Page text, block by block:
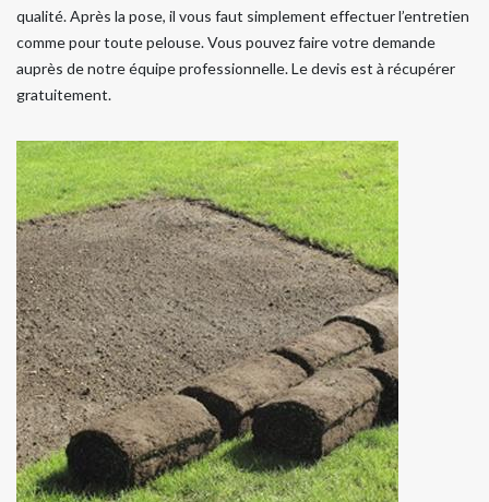
qualité. Après la pose, il vous faut simplement effectuer l’entretien
comme pour toute pelouse. Vous pouvez faire votre demande
auprès de notre équipe professionnelle. Le devis est à récupérer
gratuitement.